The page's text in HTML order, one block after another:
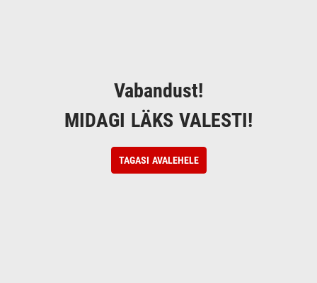
Vabandust!
MIDAGI LÄKS VALESTI!
TAGASI AVALEHELE